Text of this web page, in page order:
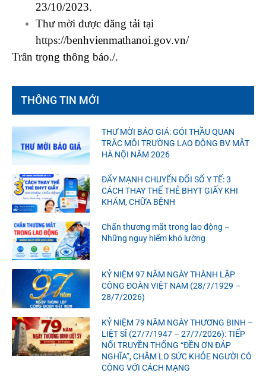
23/10/2023.
Thư mời được đăng tải tại
https://benhvienmathanoi.gov.vn/
Trân trọng thông báo./.
THÔNG TIN MỚI
THƯ MỜI BÁO GIÁ: GÓI THẦU QUAN
TRẮC MÔI TRƯỜNG LAO ĐỘNG BV MẮT
HÀ NỘI NĂM 2026
ĐẨY MẠNH CHUYỂN ĐỔI SỐ Y TẾ: 3
CÁCH THAY THẾ THẺ BHYT GIẤY KHI
KHÁM, CHỮA BỆNH
Chấn thương mắt trong lao động –
Những nguy hiểm khó lường
KỶ NIỆM 97 NĂM NGÀY THÀNH LẬP
CÔNG ĐOÀN VIỆT NAM (28/7/1929 –
28/7/2026)
KỶ NIỆM 79 NĂM NGÀY THƯƠNG BINH –
LIỆT SĨ (27/7/1947 – 27/7/2026): TIẾP
NỐI TRUYỀN THỐNG “ĐỀN ƠN ĐÁP
NGHĨA”, CHĂM LO SỨC KHỎE NGƯỜI CÓ
CÔNG VỚI CÁCH MẠNG